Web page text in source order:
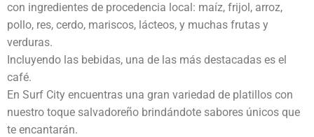
con ingredientes de procedencia local: maíz, frijol, arroz,
pollo, res, cerdo, mariscos, lácteos, y muchas frutas y
verduras.
Incluyendo las bebidas, una de las más destacadas es el
café.
En Surf City encuentras una gran variedad de platillos con
nuestro toque salvadoreño brindándote sabores únicos que
te encantarán.